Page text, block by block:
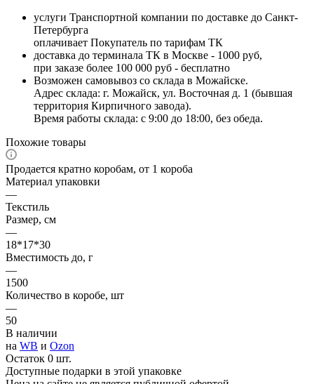
услуги Транспортной компании по доставке до Санкт-
Петербурга
оплачивает Покупатель по тарифам ТК
доставка до терминала ТК в Москве - 1000 руб,
при заказе более 100 000 руб - бесплатно
Возможен самовывоз со склада в Можайске.
Адрес склада: г. Можайск, ул. Восточная д. 1 (бывшая
территория Кирпичного завода).
Время работы склада: с 9:00 до 18:00, без обеда.
Похожие товары
Продается кратно коробам, от 1 короба
Материал упаковки
—
Текстиль
Размер, см
—
18*17*30
Вместимость до, г
—
1500
Количество в коробе, шт
—
50
В наличии
на WB и Ozon
Остаток 0 шт.
Доступные подарки в этой упаковке